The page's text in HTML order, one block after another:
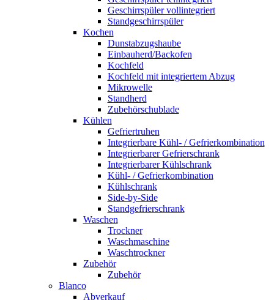
Geschirrspüler vollintegriert
Standgeschirrspüler
Kochen
Dunstabzugshaube
Einbauherd/Backofen
Kochfeld
Kochfeld mit integriertem Abzug
Mikrowelle
Standherd
Zubehörschublade
Kühlen
Gefriertruhen
Integrierbare Kühl- / Gefrierkombination
Integrierbarer Gefrierschrank
Integrierbarer Kühlschrank
Kühl- / Gefrierkombination
Kühlschrank
Side-by-Side
Standgefrierschrank
Waschen
Trockner
Waschmaschine
Waschtrockner
Zubehör
Zubehör
Blanco
Abverkauf